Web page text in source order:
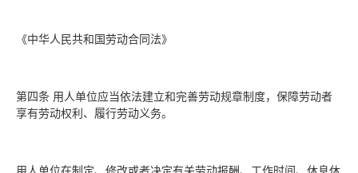
《中华人民共和国劳动合同法》
第四条 用人单位应当依法建立和完善劳动规章制度，保障劳动者
享有劳动权利、履行劳动义务。
用人单位在制定、修改或者决定有关劳动报酬、工作时间、休息休